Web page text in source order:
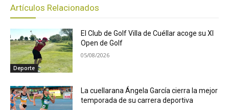
Artículos Relacionados
Deporte
El Club de Golf Villa de Cuéllar acoge su XI
Open de Golf
05/08/2026
La cuellarana Ángela García cierra la mejor
temporada de su carrera deportiva